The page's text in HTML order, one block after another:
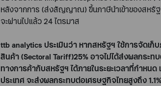
หลังจากการ (ส่งสัญญาณ) ขึ้นภาษีนำเข้าของสหรัฐ
จะผ่านไปแล้ว24ไตรมาส
ttb analyticsประเมินว่า หากสหรัฐฯ ใช้การจัดเก็
สินค้า (Sectoral Tariff)25%อาจไม่ได้ส่งผลกระท
ทางการค้ากับสหรัฐฯ ได้ภายในระยะเวลาที่กำหน
ประเทศ จะส่งผลกระทบต่อเศรษฐกิจไทยสูงถึง